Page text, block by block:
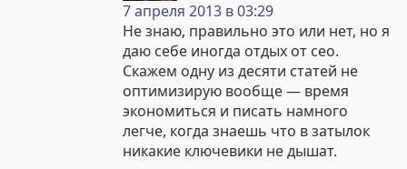
7 апреля 2013 в 03:29
Не знаю, правильно это или нет, но я
даю себе иногда отдых от сео.
Скажем одну из десяти статей не
оптимизирую вообще — время
экономиться и писать намного
легче, когда знаешь что в затылок
никакие ключевики не дышат.